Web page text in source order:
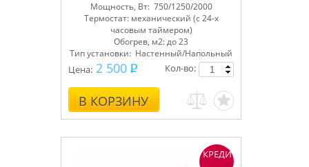
Мощность, Вт: 750/1250/2000
Термостат: механический (с 24-х
часовым таймером)
Обогрев, м2: до 23
Тип установки: Настенный/Напольный
Цена: 2 500
В КОРЗИНУ
Кол-во:
КРЕДИТ